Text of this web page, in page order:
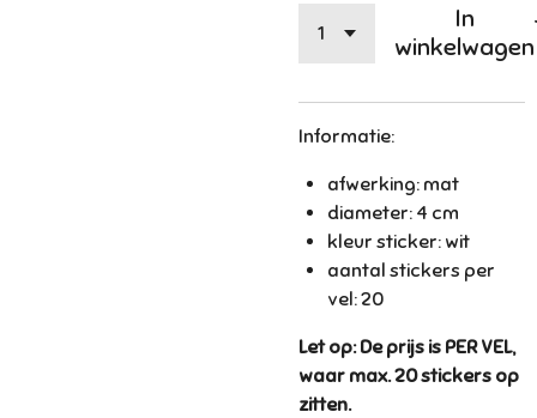
In
winkelwagen
Informatie:
afwerking: mat
diameter: 4 cm
kleur sticker: wit
aantal stickers per
vel: 20
Let op: De prijs is PER VEL,
waar max. 20 stickers op
zitten.